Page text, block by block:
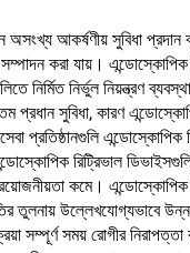
আকর্ষণীয় সুবিধা
করা যায়।
নির্ভুল নিয়ন্ত্রণ ব্যবস্থা
সুবিধা, কারণ
এন্ডোস্কোপিক
রিট্রিভাল
কমে। এন্ডোস্কোপিক
তুলনায় উল্লেখযোগ্যভাবে
সম্পূর্ণ সময় রোগীর